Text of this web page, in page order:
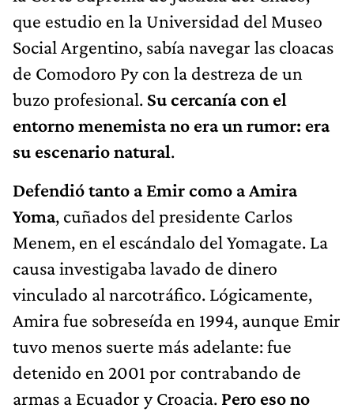
que estudio en la Universidad del Museo
Social Argentino, sabía navegar las cloacas
de Comodoro Py con la destreza de un
buzo profesional. Su cercanía con el
entorno menemista no era un rumor: era
su escenario natural.
Defendió tanto a Emir como a Amira
Yoma, cuñados del presidente Carlos
Menem, en el escándalo del Yomagate. La
causa investigaba lavado de dinero
vinculado al narcotráfico. Lógicamente,
Amira fue sobreseída en 1994, aunque Emir
tuvo menos suerte más adelante: fue
detenido en 2001 por contrabando de
armas a Ecuador y Croacia. Pero eso no